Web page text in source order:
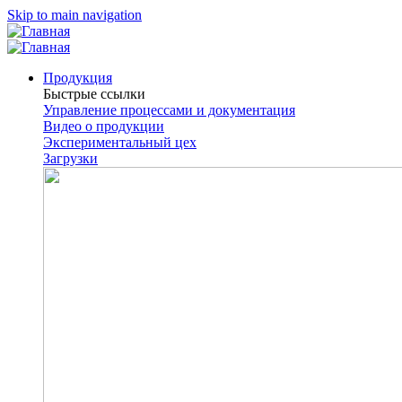
Skip to main navigation
Продукция
Быстрые ссылки
Управление процессами и документация
Видео о продукции
Экспериментальный цех
Загрузки